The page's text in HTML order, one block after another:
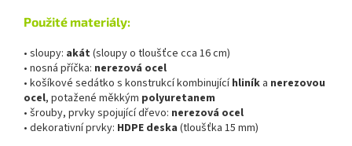
Použité materiály:
• sloupy: akát (sloupy o tloušťce cca 16 cm)
• nosná příčka: nerezová ocel
• košíkové sedátko s konstrukcí kombinujícíhliník a nerezovou
ocel, potažené měkkým polyuretanem
• šrouby, prvky spojující dřevo: nerezová ocel
• dekorativní prvky: HDPE deska (tloušťka 15 mm)